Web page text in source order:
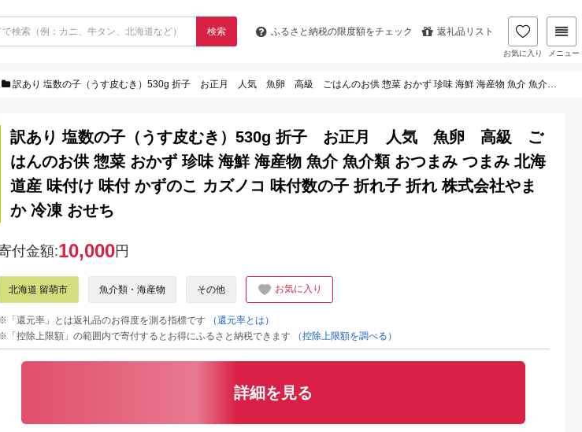
検索 ふるさと納税の限度額をチェック 返礼品リスト
お気に入り メニュー
訳あり 塩数の子（うす皮むき）530g 折子 お正月 人気 魚卵 高級 ごはんのお供 惣菜 おかず 珍味 海鮮 海産物 魚介 魚介類 おつまみ つまみ 北海道産 味付け 味付 かずのこ カズノコ 味付数の子 折れ子 折れ 株式会社やまか 冷凍 おせち
訳あり 塩数の子（うす皮むき）530g 折子 お正月 人気 魚卵 高級 ご
はんのお供 惣菜 おかず 珍味 海鮮 海産物 魚介 魚介類 おつまみ つまみ 北海
道産 味付け 味付 かずのこ カズノコ 味付数の子 折れ子 折れ 株式会社やま
か 冷凍 おせち
付金額:10,000円
北海道 留萌市 魚介類・海産物 その他 お気に入り
「還元率」とは返礼品のお得度を測る指標です
（還元率とは）
「控除上限額」の範囲内で寄付するとお得にふるさと納税できます
（控除上限額を調べる）
詳細を見る